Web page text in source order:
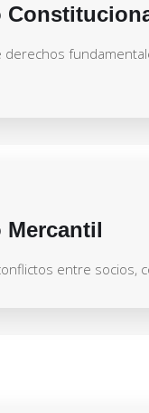
derechos
Mercantil
entre socios,